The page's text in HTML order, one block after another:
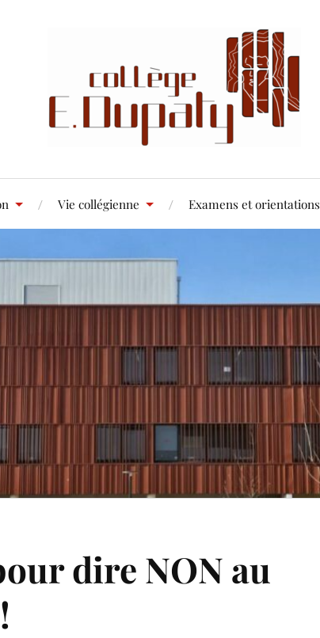
Vie collégienne Examens et orientations
dire NON au